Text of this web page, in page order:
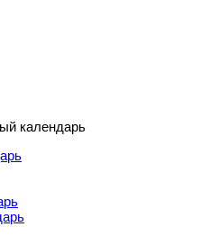
календарь